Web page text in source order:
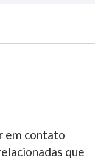
em contato
que